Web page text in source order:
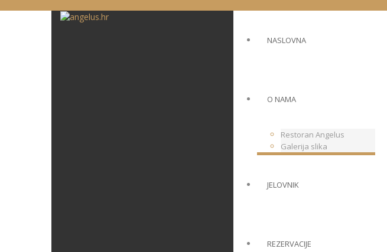
NASLOVNA
O NAMA
Restoran Angelus
Galerija slika
JELOVNIK
REZERVACIJE